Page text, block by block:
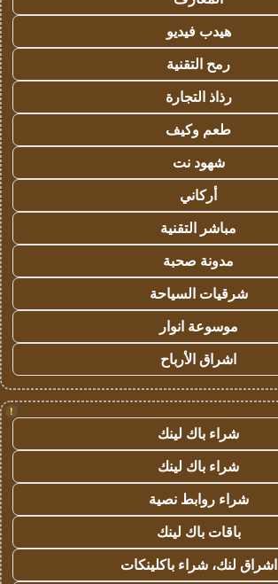
هيدب فيديو
رمح التقنية
رذاذ التجارة
طعم وكيف
شهود نت
أركاني
مباشر التقنية
مدونة صحبة
شرقيات السياحة
موسوعة انوار
اشراق الأرباح
!
شراء باك لينك
شراء باك لينك
شراء روابط نصية
باقات باك لينك
اشراق لنك، شراء باكلينكات